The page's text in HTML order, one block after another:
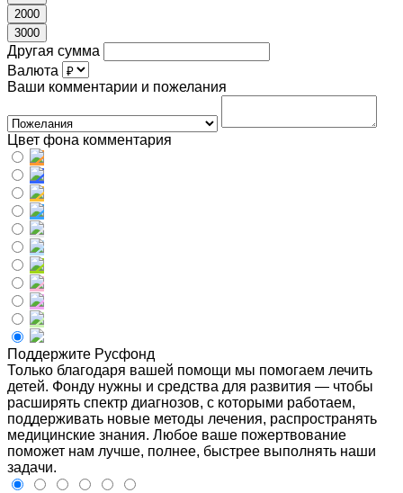
2000
3000
Другая сумма
Валюта
Ваши комментарии и пожелания
Цвет фона комментария
Поддержите Русфонд
Только благодаря вашей помощи мы помогаем лечить
детей. Фонду нужны и средства для развития — чтобы
расширять спектр диагнозов, с которыми работаем,
поддерживать новые методы лечения, распространять
медицинские знания. Любое ваше пожертвование
поможет нам лучше, полнее, быстрее выполнять наши
задачи.